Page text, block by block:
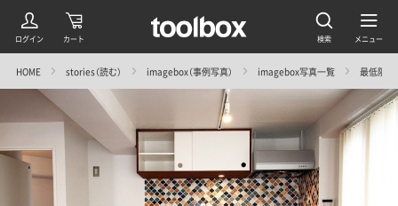
HOME stories（読む） imagebox（事例写真） imagebox写真一覧 最低限